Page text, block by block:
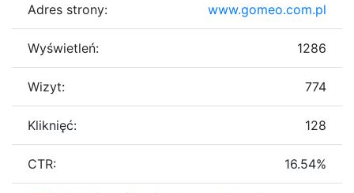
Adres strony: www.gomeo.com.pl
Wyświetleń: 1286
Wizyt: 774
Kliknięć: 128
CTR: 16.54%